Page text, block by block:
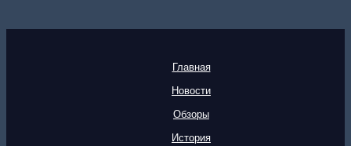
Главная
Новости
Обзоры
История